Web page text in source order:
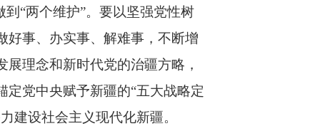
“两个维护”。要以坚强党性树
好事、办实事、解难事，不断增
理念和新时代党的治疆方略，
党中央赋予新疆的“五大战略定
建设社会主义现代化新疆。